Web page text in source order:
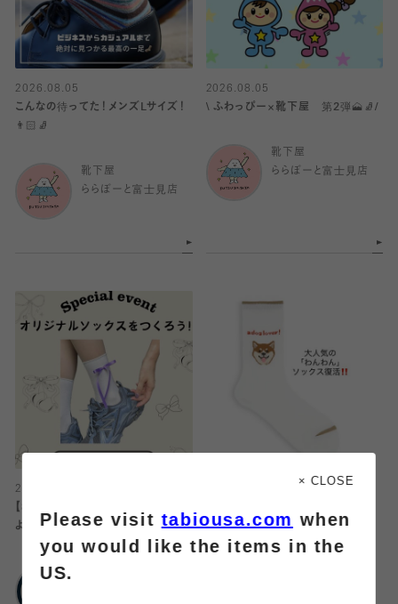
2026.08.05
こんなの待ってた！メンズLサイズ！
👨🏻🧦
靴下屋
ららぽーと富士見店
2026.08.05
\ ふわっぴー×靴下屋 第2弾🗻🧦/
靴下屋
ららぽーと富士見店
2026.08.05
【8/1〜】靴下をリボンでカスタムし
よう！期間限定イベント開催！
靴下屋
× CLOSE
Please visittabiousa.com when
you would like the items in the
US.